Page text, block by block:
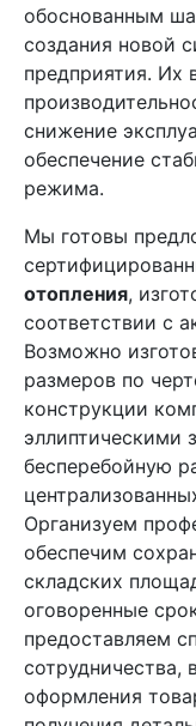
обоснованным
создания новой
предприятия. Их
снижение
обеспечение
режима.
Мы готовы
отопления,
соответствии с
Возможно
размеров по
конструкции
эллиптическими
бесперебойную
Организуем
обеспечим
складских
оговоренные
предоставляем
сотрудничества,
оформления